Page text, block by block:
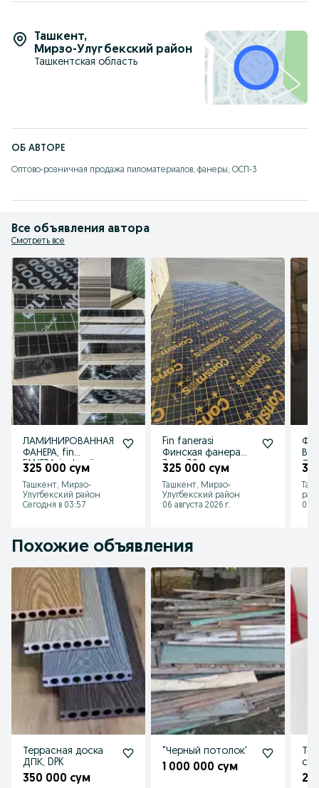
Ташкент,
Мирзо-Улугбекский район
Ташкентская область
ОБ АВТОРЕ
Оптово-розничная продажа пиломатериалов, фанеры, ОСП-3
Все объявления автора
Смотреть все
ЛАМИНИРОВАННАЯ
ФАНЕРА, fin
FANERAsi, ulgurji
narxlar,OSB 3
325 000 сум
Ташкент, Мирзо-
Улугбекский район
Сегодня в 03:57
Fin fanerasi
Финская фанера
3мм-30
мм,1220х2440,OSB-
3,1250х2500
325 000 сум
Ташкент, Мирзо-
Улугбекский район
06 августа 2026 г.
06
Похожие объявления
Террасная доска
ДПК, DPK
350 000 сум
"Черный потолок'
1 000 000 сум
28